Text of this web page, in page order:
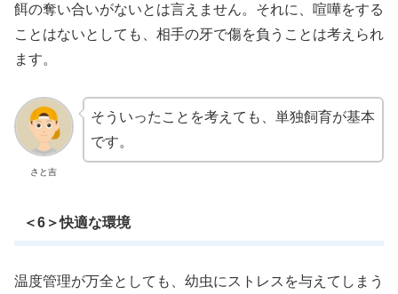
餌の奪い合いがないとは言えません。それに、喧嘩をする
ことはないとしても、相手の牙で傷を負うことは考えられ
ます。
さと吉
そういったことを考えても、単独飼育が基本
です。
＜6＞快適な環境
温度管理が万全としても、幼虫にストレスを与えてしまう